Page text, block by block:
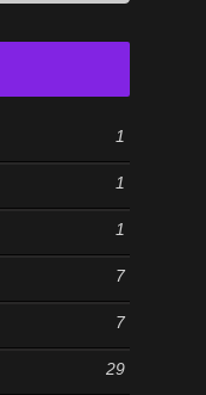
1
1
1
7
7
29